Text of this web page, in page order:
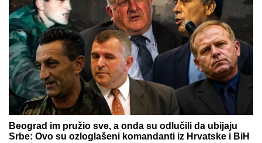
Beograd im pružio sve, a onda su odlučili da ubijaju
Srbe: Ovo su ozloglašeni komandanti iz Hrvatske i BiH